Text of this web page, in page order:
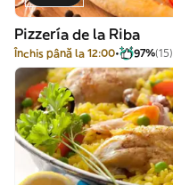
Pizzería de la Riba
Închis până la 12:00 97%(15)